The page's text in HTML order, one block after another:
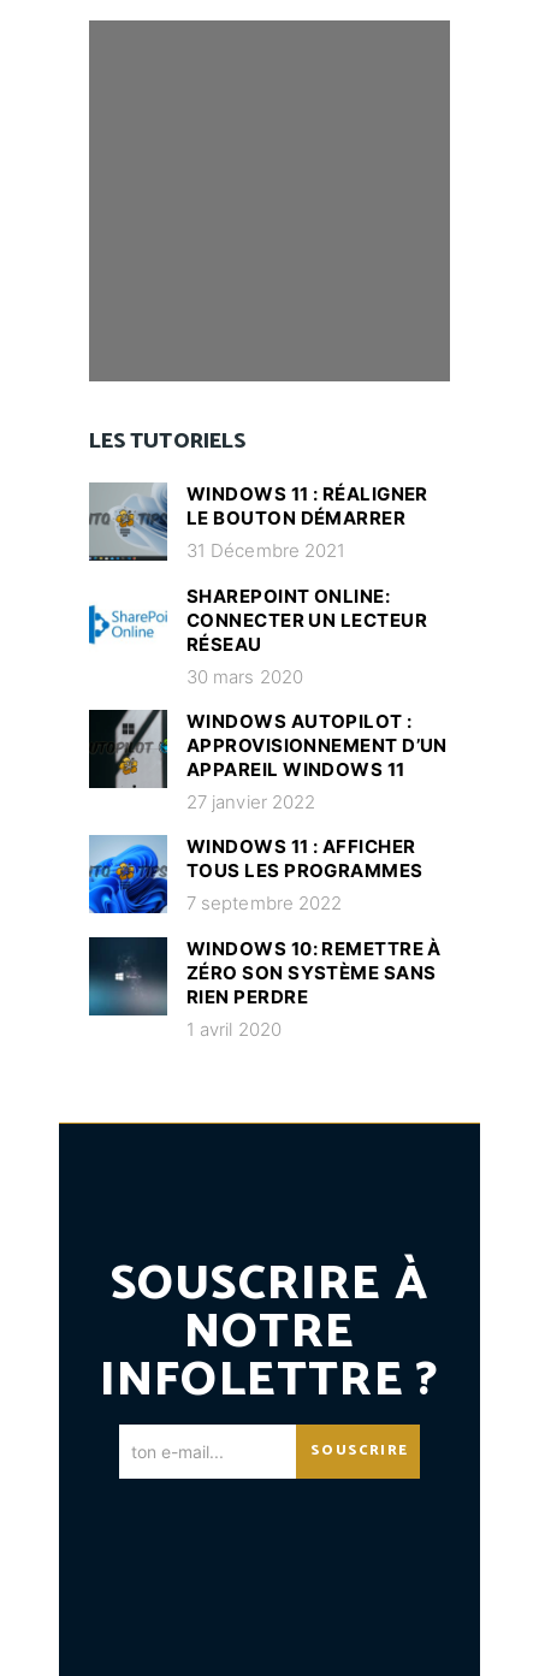
LES TUTORIELS
WINDOWS 11 : RÉALIGNER
LE BOUTON DÉMARRER
31 Décembre 2021
SHAREPOINT ONLINE:
CONNECTER UN LECTEUR
RÉSEAU
30 mars 2020
WINDOWS AUTOPILOT :
APPROVISIONNEMENT D’UN
APPAREIL WINDOWS 11
27 janvier 2022
WINDOWS 11 : AFFICHER
TOUS LES PROGRAMMES
7 septembre 2022
WINDOWS 10: REMETTRE À
ZÉRO SON SYSTÈME SANS
RIEN PERDRE
1 avril 2020
SOUSCRIRE À
NOTRE
INFOLETTRE ?
SOUSCRIRE